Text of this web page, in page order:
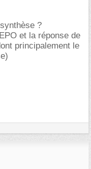
?
et la réponse de
principalement le